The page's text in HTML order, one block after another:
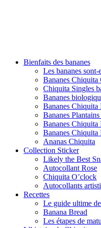
Bienfaits des bananes
Les bananes
Bananes Chiquita
Chiquita Singles
Bananes
Bananes Chiquita
Bananes
Bananes Chiquita
Bananes Chiquita
Ananas Chiquita
Collection Sticker
Likely the Best
Autocollant Rose
Chiquita O’clock
Autocollants
Recettes
Le guide ultime
Banana Bread
Les étapes de